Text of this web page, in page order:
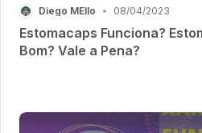
Diego MEllo • 08/04/2023
Estomacaps Funciona?
Bom? Vale a Pena?